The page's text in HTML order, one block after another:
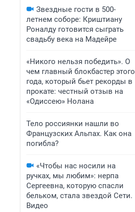
Звездные гости в 500-
летнем соборе: Криштиану
Роналду готовится сыграть
свадьбу века на Мадейре
«Никого нельзя победить». О
чем главный блокбастер этого
года, который бьет рекорды в
прокате: честный отзыв на
«Одиссею» Нолана
Тело россиянки нашли во
Французских Альпах. Как она
погибла?
«Чтобы нас носили на
ручках, мы любим»: нерпа
Сергеевна, которую спасли
бельком, стала звездой Сети.
Видео